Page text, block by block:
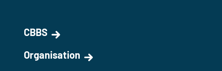
CBBS
Organisation